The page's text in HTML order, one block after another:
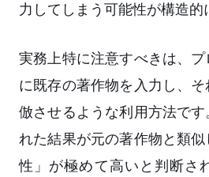
力してしまう可能性が構造的
実務上特に注意すべきは、プ
に既存の著作物を入力し、
倣させるような利用方法で
れた結果が元の著作物と類
性」が極めて高いと判断さ